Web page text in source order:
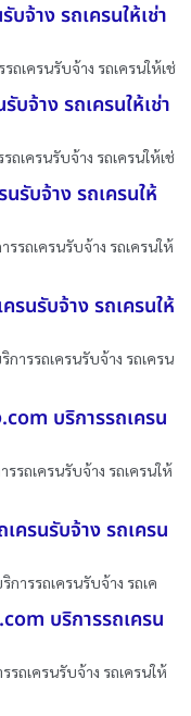
จ้าง รถเครนให้เช่า
ถเครนรับจ้าง รถเครนให้เช่
บจ้าง รถเครนให้เช่า
ถเครนรับจ้าง รถเครนให้เช่
รับจ้าง รถเครนให้
รถเครนรับจ้าง รถเครนให้
รนรับจ้าง รถเครนให้
ารรถเครนรับจ้าง รถเครน
บริการรถเครน
รรถเครนรับจ้าง รถเครนให้
ครนรับจ้าง รถเครน
การรถเครนรับจ้าง รถเค
บริการรถเครน
รถเครนรับจ้าง รถเครนให้